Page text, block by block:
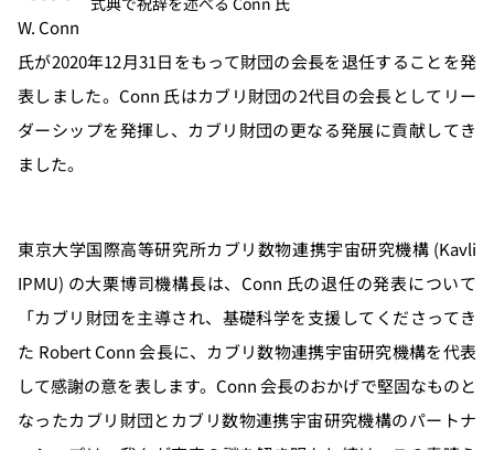
W. Conn
氏が2020年12月31日をもって財団の会長を退任することを発
表しました。Conn 氏はカブリ財団の2代目の会長としてリー
ダーシップを発揮し、カブリ財団の更なる発展に貢献してき
ました。
東京大学国際高等研究所カブリ数物連携宇宙研究機構 (Kavli
IPMU) の大栗博司機構長は、Conn 氏の退任の発表について
「カブリ財団を主導され、基礎科学を支援してくださってき
た Robert Conn 会長に、カブリ数物連携宇宙研究機構を代表
して感謝の意を表します。Conn 会長のおかげで堅固なものと
なったカブリ財団とカブリ数物連携宇宙研究機構のパートナ